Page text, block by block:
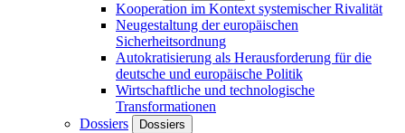
Kooperation im Kontext systemischer Rivalität
Neugestaltung der europäischen
Sicherheitsordnung
Autokratisierung als Herausforderung für die
deutsche und europäische Politik
Wirtschaftliche und technologische
Transformationen
Dossiers
Dossiers